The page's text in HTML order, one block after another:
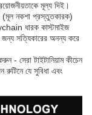
মূল্য দিই।
নকশা প্রস্তুতকারক)
ধারক কাস্টমাইজ
জন্য সত্যিকারের অনন্য করে
- সেরা টাইটানিয়াম কীচেন
যে সুবিধা এবং